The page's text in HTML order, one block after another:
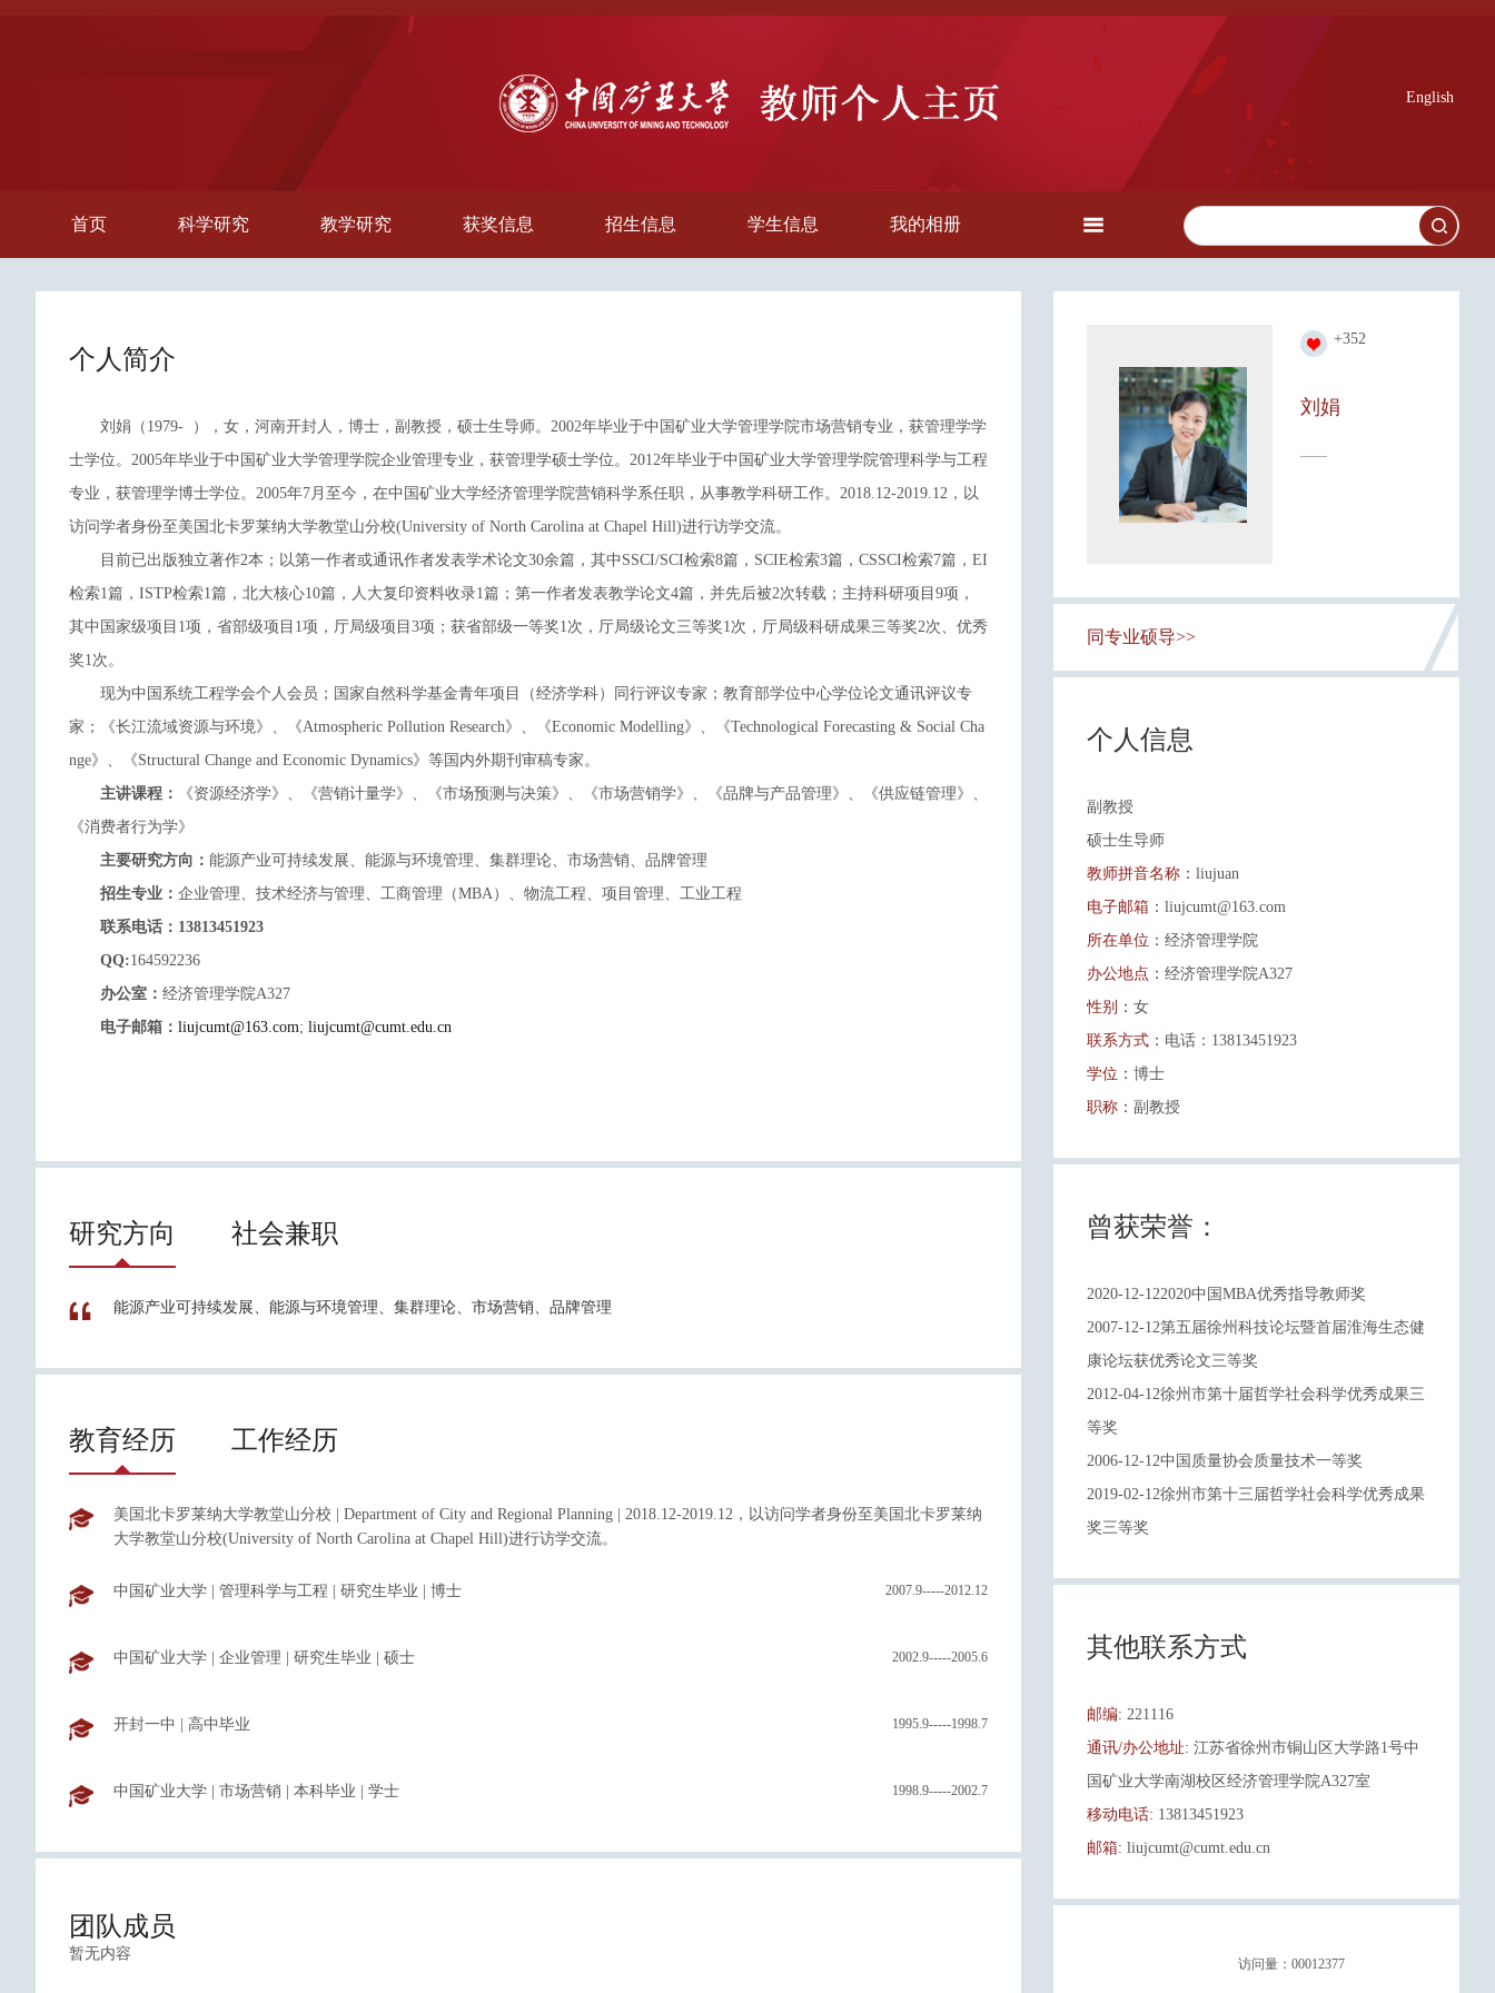
English
首页 科学研究 教学研究 获奖信息 招生信息 学生信息 我的相册
个人简介
刘娟（1979- ），女，河南开封人，博士，副教授，硕士生导师。2002年毕业于中国矿业大学管理学院市场营销专业，获管理学学
士学位。2005年毕业于中国矿业大学管理学院企业管理专业，获管理学硕士学位。2012年毕业于中国矿业大学管理学院管理科学与工程
专业，获管理学博士学位。2005年7月至今，在中国矿业大学经济管理学院营销科学系任职，从事教学科研工作。 2018.12-2019.12 ，以
访问学者身份至美国北卡罗莱纳大学教堂山分校(University of North Carolina at Chapel Hill)进行访学交流。
目前已出版独立著作2本；以第一作者或通讯作者发表学术论文30余篇，其中SSCI/SCI检索8篇，SCIE检索3篇，CSSCI检索7篇，EI
检索1篇，ISTP检索1篇，北大核心10篇，人大复印资料收录1篇；第一作者发表教学论文4篇，并先后被2次转载；主持科研项目9项，
其中国家级项目1项，省部级项目1项，厅局级项目3项；获省部级一等奖1次，厅局级论文三等奖1次，厅局级科研成果三等奖2次、优秀
奖1次。
现为中国系统工程学会个人会员；国家自然科学基金青年项目（经济学科）同行评议专家；教育部学位中心学位论文通讯评议专
家；《长江流域资源与环境》、《Atmospheric Pollution Research》、《Economic Modelling》、《Technological Forecasting & Social Cha
nge》、《Structural Change and Economic Dynamics》等国内外期刊审稿专家。
主讲课程：
《资源经济学》、《营销计量学》、《市场预测与决策》、《市场营销学》、《品牌与产品管理》、《供应链管理》、
《消费者行为学》
主要研究方向： 能源产业可持续发展、能源与环境管理、集群理论、市场营销、品牌管理
招生专业： 企业管理、技术经济与管理、工商管理（MBA）、物流工程、项目管理、工业工程
联系电话：13813451923
QQ:164592236
办公室： 经济管理学院A327
电子邮箱： liujcumt@163.com; liujcumt@cumt.edu.cn
研究方向 社会兼职
能源产业可持续发展、能源与环境管理、集群理论、市场营销、品牌管理
教育经历 工作经历
美国北卡罗莱纳大学教堂山分校 Department of City and Regional Planning
2018.12-2019.12，以访问学者身份至美国北卡罗莱纳
大学教堂山分校(University of North Carolina at Chapel Hill)进行访学交流。
2007.9-----2012.12
中国矿业大学 管理科学与工程 研究生毕业 博士
2002.9-----2005.6
中国矿业大学 企业管理 研究生毕业 硕士
1995.9-----1998.7
开封一中 高中毕业
1998.9-----2002.7
中国矿业大学 市场营销 本科毕业 学士
团队成员
暂无内容
+352
刘娟
同专业硕导>>
个人信息
副教授
硕士生导师
教师拼音名称： liujuan
电子邮箱： liujcumt@163.com
所在单位： 经济管理学院
办公地点： 经济管理学院A327
性别： 女
联系方式： 电话：13813451923
学位： 博士
职称： 副教授
曾获荣誉：
2020-12-122020中国MBA优秀指导教师奖
2007-12-12第五届徐州科技论坛暨首届淮海生态健
康论坛获优秀论文三等奖
2012-04-12徐州市第十届哲学社会科学优秀成果三
等奖
2006-12-12中国质量协会质量技术一等奖
2019-02-12徐州市第十三届哲学社会科学优秀成果
奖三等奖
其他联系方式
邮编: 221116
通讯/办公地址: 江苏省徐州市铜山区大学路1号中
国矿业大学南湖校区经济管理学院A327室
移动电话: 13813451923
邮箱: liujcumt@cumt.edu.cn
访问量： 00012377